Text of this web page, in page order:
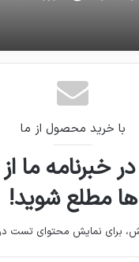
با خرید محصول از ما
خبرنامه ما از
ها مطلع شوید!
برای نمایش محتوای تست